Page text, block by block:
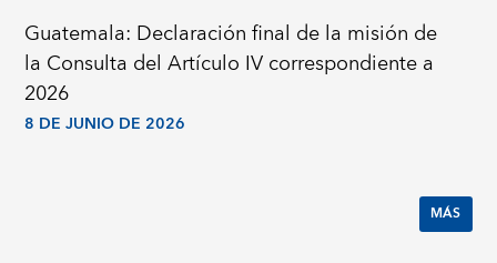
Guatemala: Declaración final de la misión de
la Consulta del Artículo IV correspondiente a
2026
8 DE JUNIO DE 2026
MÁS